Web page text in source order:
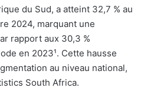
du Sud, a atteint 32,7 % au
2024, marquant une
rapport aux 30,3 %
en 2023¹. Cette hausse
au niveau national,
South Africa.